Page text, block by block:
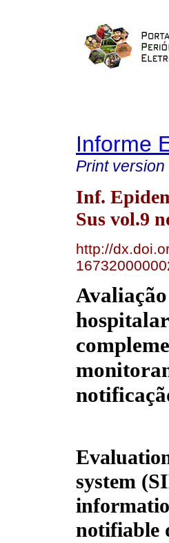
Informe
Print version
Inf.
Sus vol.9
http://
system
notifiable